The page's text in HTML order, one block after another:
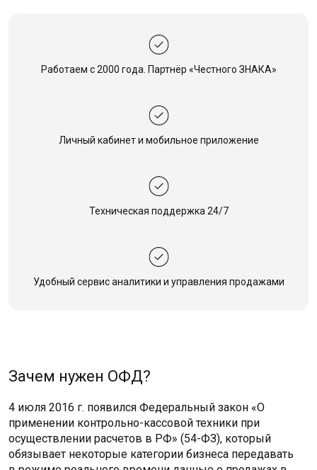
Работаем с 2000 года. Партнёр «Честного ЗНАКА»
Личный кабинети мобильное приложение
Техническая поддержка 24/7
Удобный сервис аналитики и управления продажами
Зачем нужен ОФД?
4 июля 2016 г. появился Федеральный закон «О
применении контрольно-кассовой техники при
осуществлении расчетов в РФ» (54-ФЗ), который
обязывает некоторые категории бизнеса передавать